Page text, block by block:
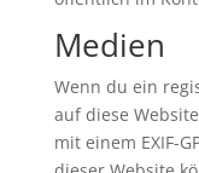
Medien
Wenn du ein
auf diese
mit einem EXIF-